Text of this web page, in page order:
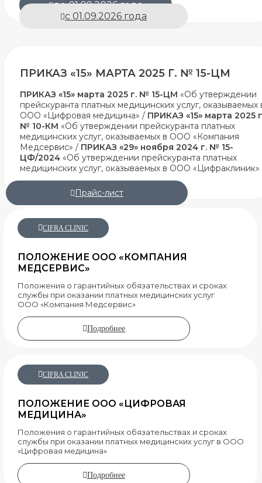
до 01.09.2026 года
с 01.09.2026 года
ПРИКАЗ «15» МАРТА 2025 Г. № 15-ЦМ
ПРИКАЗ «15» марта 2025 г. № 15-ЦМ «Об утверждении
прейскуранта платных медицинских услуг, оказываемых
ООО «Цифровая медицина» / ПРИКАЗ «15» марта 2025
№ 10-КМ «Об утверждении прейскуранта платных
медицинских услуг, оказываемых в ООО «Компания
Медсервис» / ПРИКАЗ «29» ноября 2024 г. № 15-
ЦФ/2024 «Об утверждении прейскуранта платных
медицинских услуг, оказываемых в ООО «Цифраклиник»
Прайс-лист
CIFRA CLINIC
ПОЛОЖЕНИЕ ООО «КОМПАНИЯ
МЕДСЕРВИС»
Положения о гарантийных обязательствах и сроках
службы при оказании платных медицинских услуг
ООО «Компания Медсервис»
Подробнее
CIFRA CLINIC
ПОЛОЖЕНИЕ ООО «ЦИФРОВАЯ
МЕДИЦИНА»
Положения о гарантийных обязательствах и сроках
службы при оказании платных медицинских услуг в ООО
«Цифровая медицина»
Подробнее